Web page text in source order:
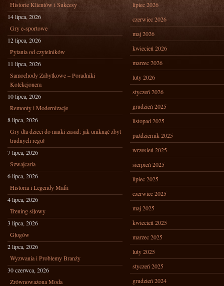
Historie Klientów i Sukcesy
14 lipca, 2026
Gry e-sportowe
12 lipca, 2026
Pytania od czytelników
11 lipca, 2026
Samochody Zabytkowe – Poradniki
Kolekcjonera
10 lipca, 2026
Remonty i Modernizacje
8 lipca, 2026
Gry dla dzieci do nauki zasad: jak uniknąć zbyt
trudnych reguł
7 lipca, 2026
Szwajcaria
6 lipca, 2026
Historia i Legendy Mafii
4 lipca, 2026
Trening siłowy
3 lipca, 2026
Głogów
2 lipca, 2026
Wyzwania i Problemy Branży
30 czerwca, 2026
Zrównoważona Moda
lipiec 2026
czerwiec 2026
maj 2026
kwiecień 2026
marzec 2026
luty 2026
styczeń 2026
grudzień 2025
listopad 2025
październik 2025
wrzesień 2025
sierpień 2025
lipiec 2025
czerwiec 2025
maj 2025
kwiecień 2025
marzec 2025
luty 2025
styczeń 2025
grudzień 2024